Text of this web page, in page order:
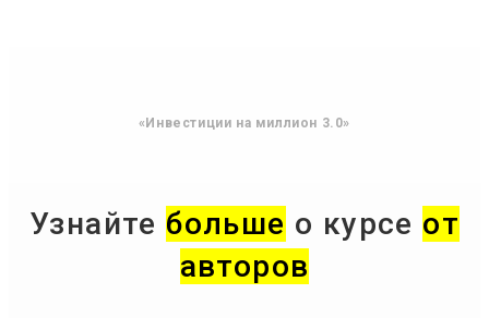
«Инвестиции на миллион 3.0»
Узнайте больше о курсе от
авторов